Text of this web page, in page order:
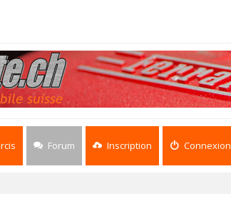
Forum Inscription Connexion